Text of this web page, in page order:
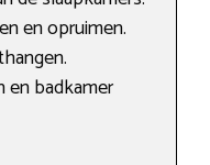
en opruimen.
en badkamer